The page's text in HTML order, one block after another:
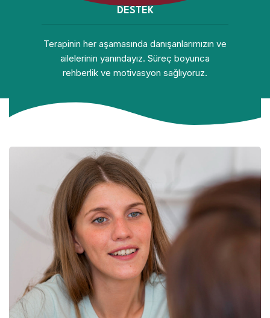
DESTEK
Terapinin her aşamasında danışanlarımızın ve
ailelerinin yanındayız. Süreç boyunca
rehberlik ve motivasyon sağlıyoruz.